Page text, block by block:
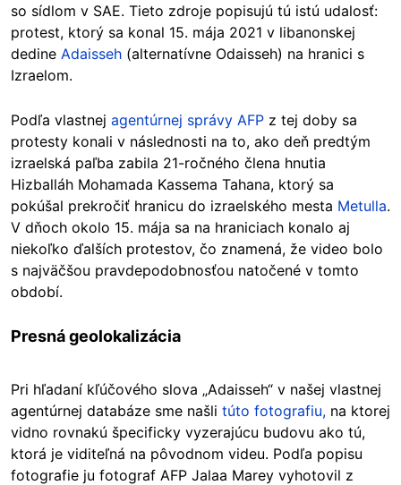
so sídlom v SAE. Tieto zdroje popisujú tú istú udalosť:
protest, ktorý sa konal 15. mája 2021 v libanonskej
dedine Adaisseh (alternatívne Odaisseh) na hranici s
Izraelom.
Podľa vlastnej agentúrnej správy AFP z tej doby sa
protesty konali v následnosti na to, ako deň predtým
izraelská paľba zabila 21-ročného člena hnutia
Hizballáh Mohamada Kassema Tahana, ktorý sa
pokúšal prekročiť hranicu do izraelského mesta Metulla.
V dňoch okolo 15. mája sa na hraniciach konalo aj
niekoľko ďalších protestov, čo znamená, že video bolo
s najväčšou pravdepodobnosťou natočené v tomto
období.
Presná geolokalizácia
Pri hľadaní kľúčového slova „Adaisseh“ v našej vlastnej
agentúrnej databáze sme našli túto fotografiu, na ktorej
vidno rovnakú špecificky vyzerajúcu budovu ako tú,
ktorá je viditeľná na pôvodnom videu. Podľa popisu
fotografie ju fotograf AFP Jalaa Marey vyhotovil z